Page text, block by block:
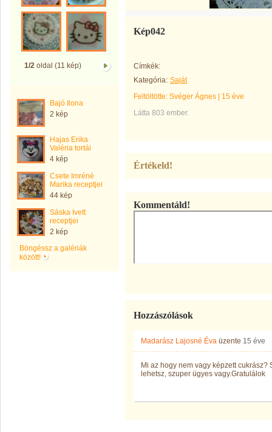
1/2 oldal (11 kép)
Bajó Ilona
2 kép
Hajas Erika
Valéria tortái
4 kép
Csete Imréné
Marika receptjei
44 kép
Sáska Ivett
receptjei
2 kép
Böngéssz a galériák
között!
Kép042
Címkék:
Kategória: Saját
Feltöltötte: Svéger Ágnes
15 éve
Látta 803 ember.
Értékeld!
Kommentáld!
Hozzászólások
Madarász Lajosné Éva üzente 15 éve
Mi az hogy nem vagy képzett
lehetsz, szuper ügyes vagy.Gratulálok